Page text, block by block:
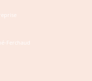
Ferchaud